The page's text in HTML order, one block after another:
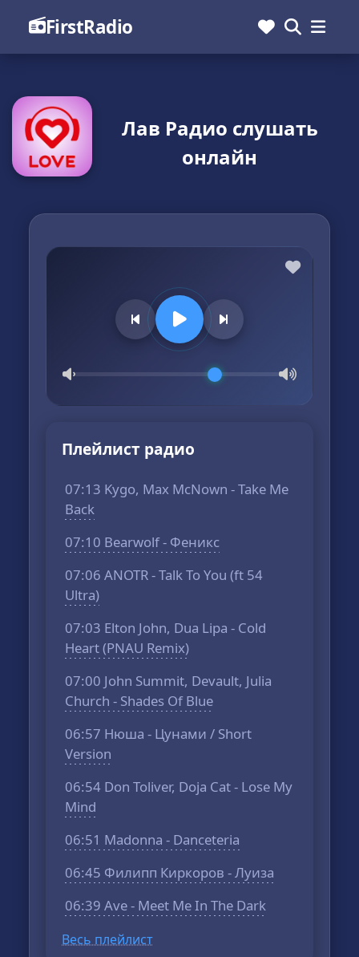
FirstRadio
Лав Радио слушать
онлайн
Плейлист радио
07:13 Kygo, Max McNown - Take Me
Back
07:10 Bearwolf - Феникс
07:06 ANOTR - Talk To You (ft 54
Ultra)
07:03 Elton John, Dua Lipa - Cold
Heart (PNAU Remix)
07:00 John Summit, Devault, Julia
Church - Shades Of Blue
06:57 Нюша - Цунами / Short
Version
06:54 Don Toliver, Doja Cat - Lose My
Mind
06:51 Madonna - Danceteria
06:45 Филипп Киркоров - Луиза
06:39 Ave - Meet Me In The Dark
Весь плейлист